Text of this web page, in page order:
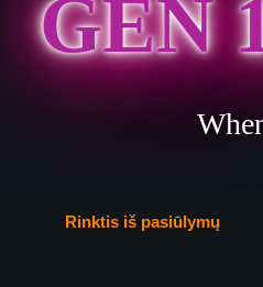
GEN
Rinktis iš pasiūlymų